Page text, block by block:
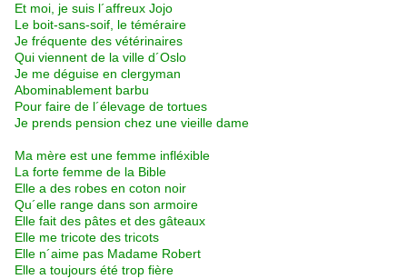
Et moi, je suis l´affreux Jojo
Le boit-sans-soif, le téméraire
Je fréquente des vétérinaires
Qui viennent de la ville d´Oslo
Je me déguise en clergyman
Abominablement barbu
Pour faire de l´élevage de tortues
Je prends pension chez une vieille dame
Ma mère est une femme infléxible
La forte femme de la Bible
Elle a des robes en coton noir
Qu´elle range dans son armoire
Elle fait des pâtes et des gâteaux
Elle me tricote des tricots
Elle n´aime pas Madame Robert
Elle a toujours été trop fière